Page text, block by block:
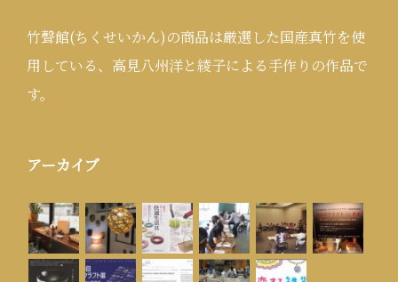
竹聲館(ちくせいかん)の商品は厳選した国産真竹を使
用している、高見八州洋と綾子による手作りの作品で
す。
アーカイブ